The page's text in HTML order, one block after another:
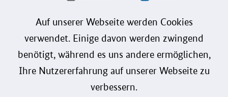
Datenschutz
Barrierefreiheit
Gebärdensprache
Auf unserer Webseite werden Cookies
verwendet. Einige davon werden zwingend
benötigt, während es uns andere ermöglichen,
Ihre Nutzererfahrung auf unserer Webseite zu
verbessern.